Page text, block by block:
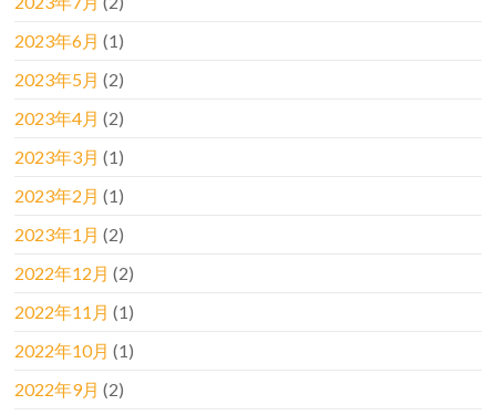
2023年6月 (1)
2023年5月 (2)
2023年4月 (2)
2023年3月 (1)
2023年2月 (1)
2023年1月 (2)
2022年12月 (2)
2022年11月 (1)
2022年10月 (1)
2022年9月 (2)